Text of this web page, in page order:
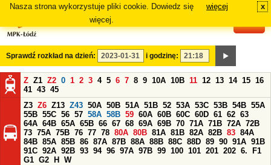
Nasza strona wykorzystuje pliki cookie. Dowiedz się
więcej.
więcej x
Sprawdź rozkład na dzień: i godzinę:
Z Z1 Z2 0 1 2 3 4 5 6 7 8 9 10A 10B 11 12 13 14 15 16
41 43 45
Z3 Z6 Z13 Z43 50A 50B 51A 51B 52 53A 53C 53B 54B 55A
55B 55C 56 57 58A 58B 59 60A 60B 60C 60D 61 62 63
64A 64B 65A 65B 66 67 68 69A 69B 70 71A 71B 72A 72B
73 75A 75B 76 77 78 80A 80B 81A 81B 82A 82B 83 84A
84B 85A 85B 86 87A 87B 88A 88B 88C 88D 89 90 91A 91B
91C 92A 92B 93 94 96 97A 97B 99 100 101 201 202 6.
F1
G1 G2 H
W